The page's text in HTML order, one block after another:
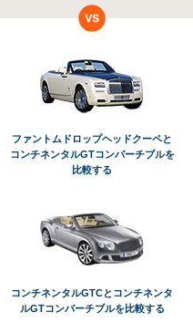
ファントムドロップヘッドクーペと
コンチネンタルGTコンバーチブルを
比較する
コンチネンタルGTCとコンチネンタ
ルGTコンバーチブルを比較する